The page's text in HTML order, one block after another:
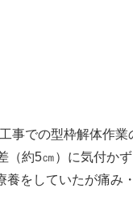
事での型枠解体作
約5㎝）に気付か
をしていたが痛み